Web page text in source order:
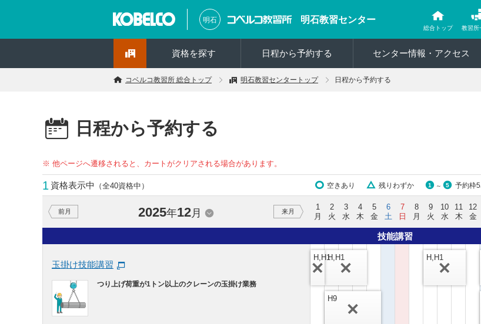
明石 明石教習センター
総合トップ 教習所
資格を探す 日程から予約する センター情報・アクセス
コベルコ教習所 総合トップ 明石教習センタートップ 日程から予約する
日程から予約する
※ 他ページへ遷移されると、カートがクリアされる場合があります。
1 資格表示中 （全40資格中） 空きあり 残りわずか 1 ～ 5 予約枠
前月 2025年12月 来月
1
月
2
火
3
水
4
木
5
金
6
土
7
日
8
月
9
火
10
水
11
木
12
金
技能講習
玉掛け技能講習
つり上げ荷重が1トン以上のクレーンの玉掛け業務
H,H1
H,H1
H9
H,H1